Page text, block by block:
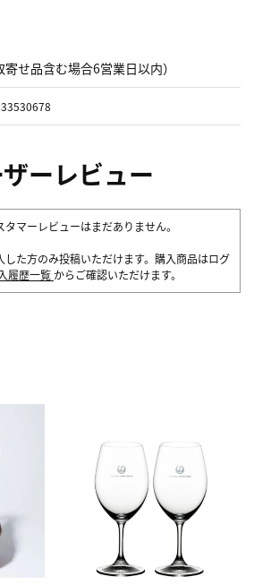
せ品含む場合6営業日以内）
ーレビュー
マーレビューはまだありません。
した方のみ投稿いただけます。購入商品はログ
履歴一覧 からご確認いただけます。